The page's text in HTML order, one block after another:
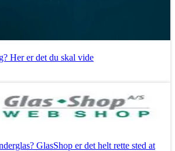
Her er det du skal vide
GlasShop er det helt rette sted at